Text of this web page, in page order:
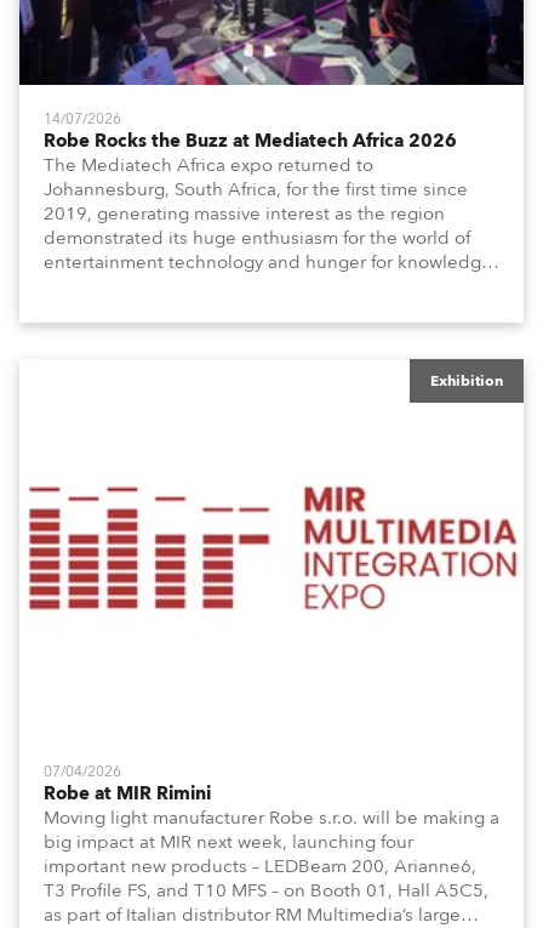
14/07/2026
Robe Rocks the Buzz at Mediatech Africa 2026
The Mediatech Africa expo returned to
Johannesburg, South Africa, for the first time since
2019, generating massive interest as the region
demonstrated its huge enthusiasm for the world of
entertainment technology and hunger for knowledge
Exhibition
07/04/2026
Robe at MIR Rimini
Moving light manufacturer Robe s.r.o. will be making a
big impact at MIR next week, launching four
important new products – LEDBeam 200, Arianne6,
T3 Profile FS, and T10 MFS – on Booth 01, Hall A5C5,
as part of Italian distributor RM Multimedia’s large